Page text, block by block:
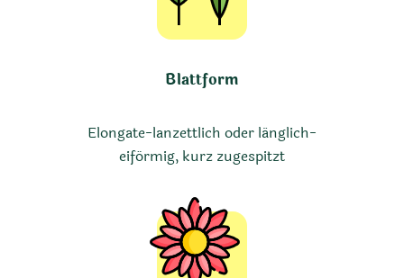
Blattform
Elongate-lanzettlich oder länglich-
eiförmig, kurz zugespitzt